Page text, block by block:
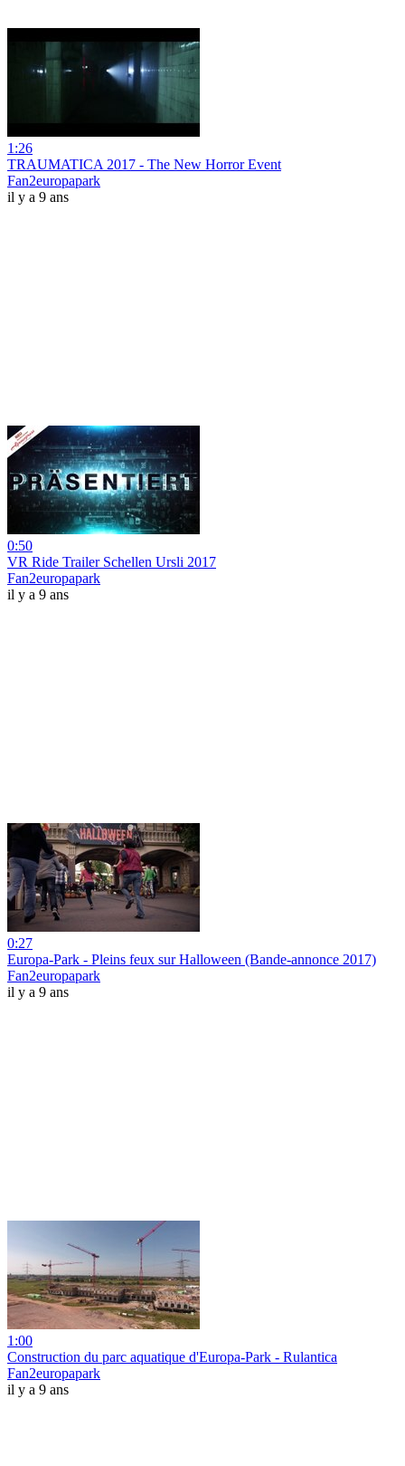
1:26
TRAUMATICA 2017 - The New Horror Event
Fan2europapark
il y a 9 ans
0:50
VR Ride Trailer Schellen Ursli 2017
Fan2europapark
il y a 9 ans
0:27
Europa-Park - Pleins feux sur Halloween (Bande-annonce 2017)
Fan2europapark
il y a 9 ans
1:00
Construction du parc aquatique d'Europa-Park - Rulantica
Fan2europapark
il y a 9 ans